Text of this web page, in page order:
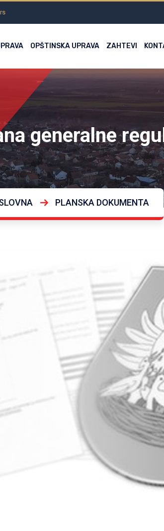
OPŠTINSKA UPRAVA ZAHTEVI
generalne
PLANSKA DOKUMENTA